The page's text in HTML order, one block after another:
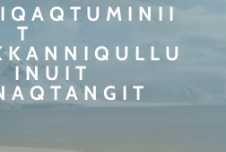
T
INUIT